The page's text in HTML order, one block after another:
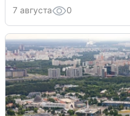
7 августа 0